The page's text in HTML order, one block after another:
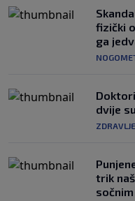
fizički
ga
dvije
ZDRAVLJE
trik
sočnim